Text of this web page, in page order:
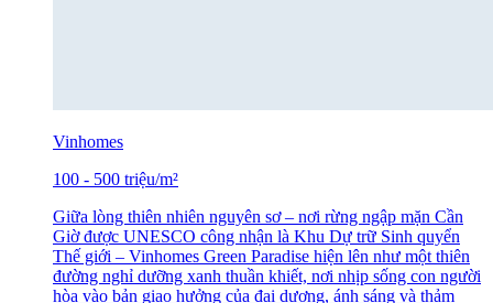
Vinhomes
100 - 500 triệu/m²
Giữa lòng thiên nhiên nguyên sơ – nơi rừng ngập mặn Cần
Giờ được UNESCO công nhận là Khu Dự trữ Sinh quyển
Thế giới – Vinhomes Green Paradise hiện lên như một thiên
đường nghỉ dưỡng xanh thuần khiết, nơi nhịp sống con người
hòa vào bản giao hưởng của đại dương, ánh sáng và thảm